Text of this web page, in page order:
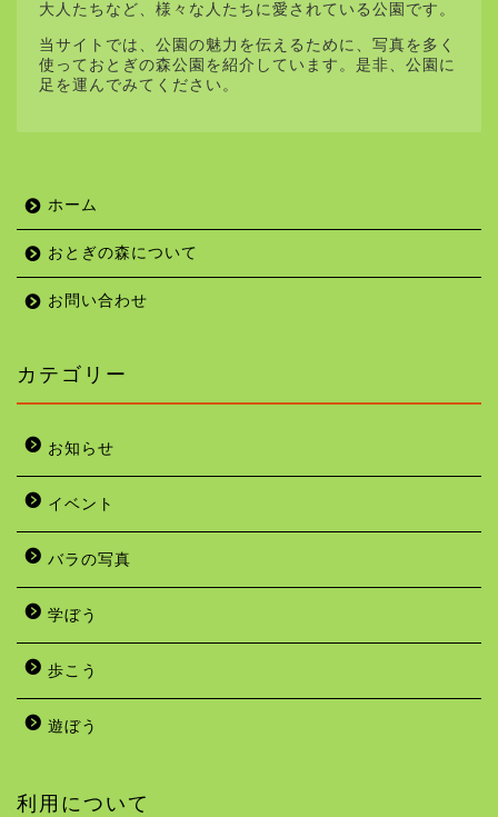
大人たちなど、様々な人たちに愛されている公園です。
当サイトでは、公園の魅力を伝えるために、写真を多く
使っておとぎの森公園を紹介しています。是非、公園に
足を運んでみてください。
ホーム
おとぎの森について
お問い合わせ
カテゴリー
お知らせ
イベント
バラの写真
学ぼう
歩こう
遊ぼう
利用について